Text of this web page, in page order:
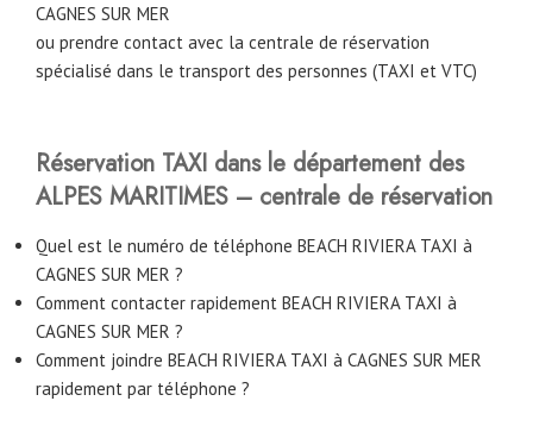
CAGNES SUR MER
ou prendre contact avec la centrale de réservation
spécialisé dans le transport des personnes (TAXI et VTC)
Réservation TAXI dans le département des
ALPES MARITIMES – centrale de réservation
Quel est le numéro de téléphone BEACH RIVIERA TAXI à
CAGNES SUR MER ?
Comment contacter rapidement BEACH RIVIERA TAXI à
CAGNES SUR MER ?
Comment joindre BEACH RIVIERA TAXI à CAGNES SUR MER
rapidement par téléphone ?